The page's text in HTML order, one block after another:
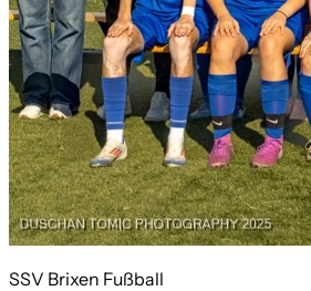
SSV Brixen Fußball